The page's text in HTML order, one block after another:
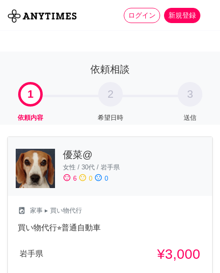
ログイン 新規登録
全て 家事 more_horiz
依頼相談
1
依頼内容
2
希望日時
3
送信
優菜@
女性 / 30代 / 岩手県
sentiment_satisfied 6 sentiment_neutral 0 sentiment_dissatisfied 0
local_laundry_service 家事 ▸ 買い物代行
買い物代行⭐︎普通自動車
岩手県 ¥3,000